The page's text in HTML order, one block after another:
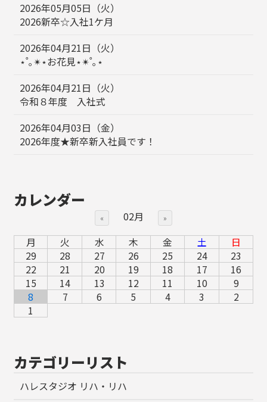
2026年05月05日（火）
2026新卒☆入社1ケ月
2026年04月21日（火）
⋆˚｡✴︎⋆お花見⋆✴︎˚｡⋆
2026年04月21日（火）
令和８年度 入社式
2026年04月03日（金）
2026年度★新卒新入社員です！
カレンダー
« 02月 »
月 火 水 木 金 土
日
29
28 27 26 25 24
23
22
21 20 19 18 17
16
15
14 13 12 11 10
9
8
7 6 5 4 3
2
1
カテゴリーリスト
ハレスタジオ リハ・リハ